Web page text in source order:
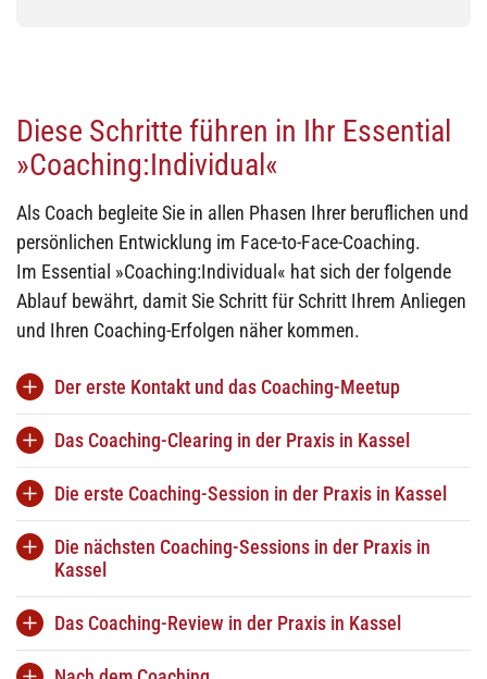
Diese Schritte führen in Ihr Essential
»Coaching:Individual«
Als Coach begleite Sie in allen Phasen Ihrer beruflichen und
persönlichen Entwicklung im Face-to-Face-Coaching.
Im Essential »Coaching:Individual« hat sich der folgende
Ablauf bewährt, damit Sie Schritt für Schritt Ihrem Anliegen
und Ihren Coaching-Erfolgen näher kommen.
Der erste Kontakt und das Coaching-Meetup
Sie nehmenKontaktmit mir auf und wir verabreden
das kostenfreies 30-Minuten-Coaching-Meetupper
Zoom, Teams, FaceTime oder Telefon.
Sie erläutern mir in diesem ausführlichen
Coaching-Meetup Ihre Situation und wie Sie sich
Coaching als Unterstützung zur Veränderung
vorstellen.
Das Coaching-Clearing in der Praxis in Kassel
Sie erläutern mir imCoaching-Clearingausführlich
Ihre Situation und Ihre bisherigen Ansätze zur
Verbesserung Ihrer Lage. Wir sprechen über das
gute Ergebnis nach dem Coaching und woran ich
Sie geben mir Informationen über Ihren Berufsweg
Die erste Coaching-Session in der Praxis in Kassel
Wir sprechen über unsere gemeinsame
Arbeitsweise, die Kontaktmöglichkeiten per Video-
Call, Telefon und E-Mail zwischen denCoaching-
Sessionsund die Modalitäten für die Absage
Die nächsten Coaching-Sessions in der Praxis in
Kassel
Zu Beginn sortieren wir gemeinsam die Themen der
Coaching-Session. Sie reflektieren Ihre Übungen
Das Coaching-Review in der Praxis in Kassel
Wir ziehen in derletzten